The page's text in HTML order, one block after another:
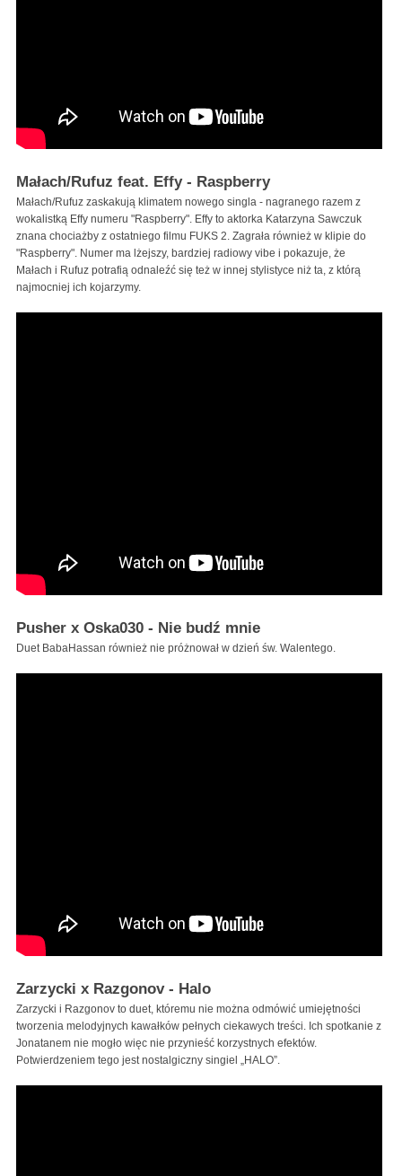
Małach/Rufuz feat. Effy - Raspberry
Małach/Rufuz zaskakują klimatem nowego singla - nagranego razem z
wokalistką Effy numeru "Raspberry". Effy to aktorka Katarzyna Sawczuk
znana chociażby z ostatniego filmu FUKS 2. Zagrała również w klipie do
"Raspberry". Numer ma lżejszy, bardziej radiowy vibe i pokazuje, że
Małach i Rufuz potrafią odnaleźć się też w innej stylistyce niż ta, z którą
najmocniej ich kojarzymy.
Pusher x Oska030 - Nie budź mnie
Duet BabaHassan również nie próżnował w dzień św. Walentego.
Zarzycki x Razgonov - Halo
Zarzycki i Razgonov to duet, któremu nie można odmówić umiejętności
tworzenia melodyjnych kawałków pełnych ciekawych treści. Ich spotkanie z
Jonatanem nie mogło więc nie przynieść korzystnych efektów.
Potwierdzeniem tego jest nostalgiczny singiel „HALO”.